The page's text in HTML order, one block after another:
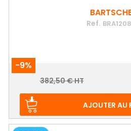
Ref.
-9%
Prix
Prix
382,50 € HT
AJOUTER AU